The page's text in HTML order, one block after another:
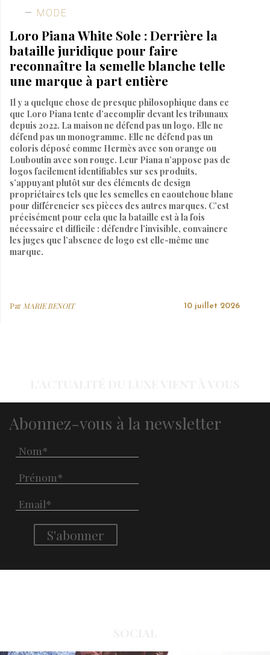
MODE
Loro Piana White Sole : Derrière la
bataille juridique pour faire
reconnaître la semelle blanche telle
une marque à part entière
Il y a quelque chose de presque philosophique dans ce
que Loro Piana tente d’accomplir devant les tribunaux
depuis 2022. La maison ne défend pas un logo. Elle ne
défend pas un monogramme. Elle ne défend pas un
coloris déposé comme Hermès avec son orange ou
Louboutin avec son rouge. Leur Piana n’appose pas de
logos facilement identifiables sur ses produits,
s’appuyant plutôt sur des éléments de design
propriétaires tels que les semelles en caoutchouc blanc
pour différencier ses pièces des autres marques. C’est
précisément pour cela que la bataille est à la fois
nécessaire et difficile : défendre l’invisible, convaincre
les juges que l’absence de logo est elle-même une
marque.
ParMARIE BENOIT 10 juillet 2026
Abonnez-vous à la newsletter